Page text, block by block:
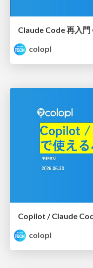
colopl
colopl